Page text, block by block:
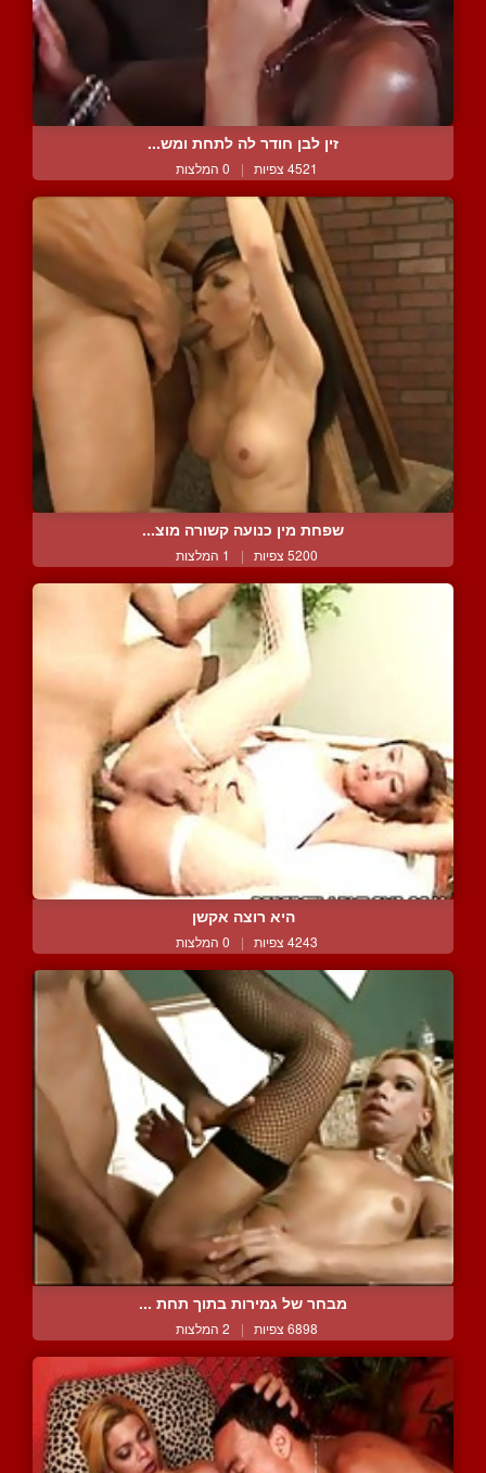
זין לבן חודר לה לתחת ומש...
4521 צפיות | 0 המלצות
שפחת מין כנועה קשורה מוצ...
5200 צפיות | 1 המלצות
היא רוצה אקשן
4243 צפיות | 0 המלצות
מבחר של גמירות בתוך תחת ...
6898 צפיות | 2 המלצות